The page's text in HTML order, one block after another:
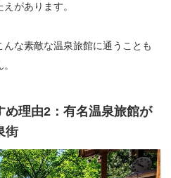
があります。
な素敵な温泉旅館に通うことも
め理由2：有名温泉旅館が
街